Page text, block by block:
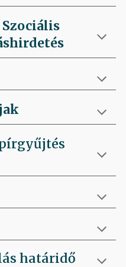
határidő